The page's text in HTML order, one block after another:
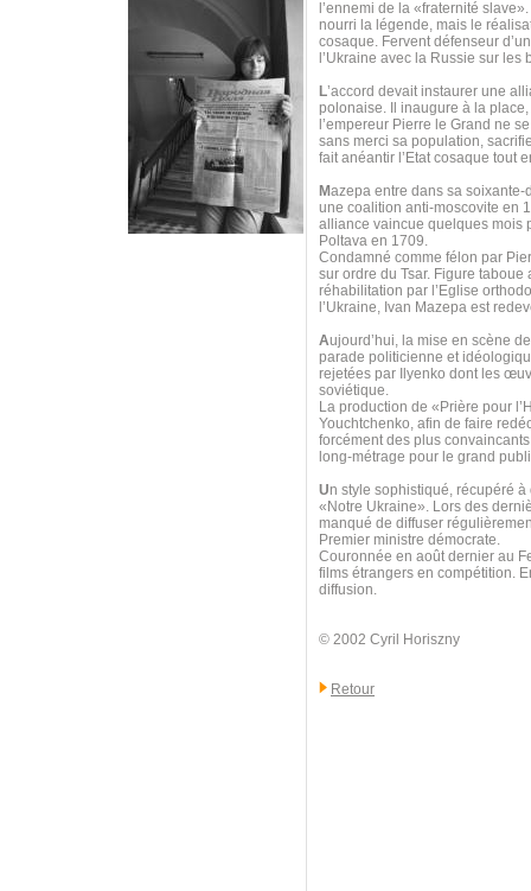
l’ennemi de la «fraternité
nourri la légende, mais le
cosaque. Fervent défenseur
l’Ukraine avec la Russie sur
L’accord devait instaurer une
polonaise. Il inaugure à la
l’empereur Pierre le Grand ne
sans merci sa population,
fait anéantir l’Etat cosaque tout
Mazepa entre dans sa soixante-
une coalition anti-moscovite en
alliance vaincue quelques mois
Poltava en 1709.
Condamné comme félon par
sur ordre du Tsar. Figure
réhabilitation par l’Eglise
l’Ukraine, Ivan Mazepa est
Aujourd’hui, la mise en scène
parade politicienne et
rejetées par Ilyenko dont les
soviétique.
La production de «Prière pour
Youchtchenko, afin de faire
forcément des plus
long-métrage pour le grand
Un style sophistiqué, récupéré
«Notre Ukraine». Lors des
manqué de diffuser
Premier ministre démocrate.
Couronnée en août dernier au
films étrangers en compétition.
diffusion.
© 2002 Cyril Horiszny
Retour